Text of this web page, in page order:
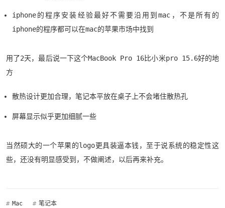
iphone的程序安装经验最好不需要沿用到mac，不是所有的
iphone的程序都可以在mac的苹果市场中找到
用了2天，最后说一下这个MacBook Pro 16比小米pro 15.6好的地
方
散热设计更加合理，笔记本平放在桌子上不会堵住散热孔
屏幕显示似乎更加细腻一些
当然硕大的一个苹果的logo更具装逼本钱，至于说系统的稳定性这
些，还没有明显感受到，不做阐述，以后再来补充。
# Mac # 笔记本